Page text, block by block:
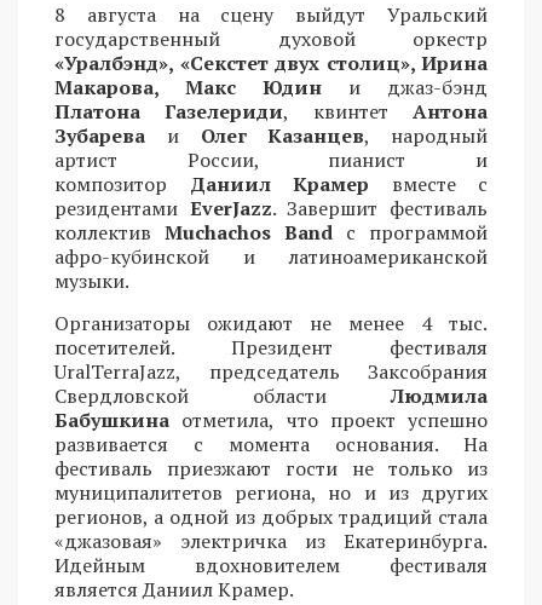
8 августа на сцену выйдут Уральский
государственный духовой оркестр
«Уралбэнд», «Секстет двух столиц», Ирина
Макарова, Макс Юдин и джаз-бэнд
Платона Газелериди, квинтетАнтона
Зубарева и Олег Казанцев, народный
артист России, пианист и
композитор Даниил Крамер вместе с
резидентами EverJazz. Завершит фестиваль
коллектив Muchachos Band с программой
афро-кубинской и латиноамериканской
музыки.
Организаторы ожидают не менее 4 тыс.
посетителей. Президент фестиваля
UralTerraJazz, председатель Заксобрания
Свердловской областиЛюдмила
Бабушкина отметила, что проект успешно
развивается с момента основания. На
фестиваль приезжают гости не только из
муниципалитетов региона, но и из других
регионов, а одной из добрых традиций стала
«джазовая» электричка из Екатеринбурга.
Идейным вдохновителем фестиваля
является Даниил Крамер.